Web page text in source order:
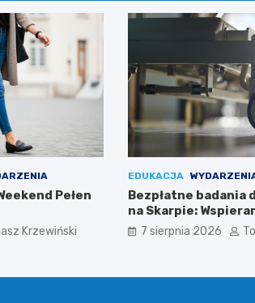
Pełen
Krzewiński
EDUKACJA
Bezpłatne
na Skarpie:
łuszczycą!
7 sierpnia 2026